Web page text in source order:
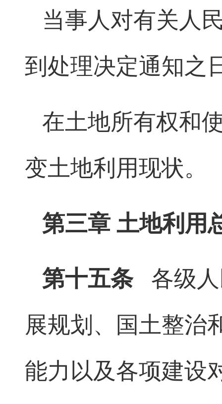
当事人对有关人
到处理决定通知之
在土地所有权和
变土地利用现状。
第三章 土地利用
第十五条 各级
展规划、国土整治
能力以及各项建设